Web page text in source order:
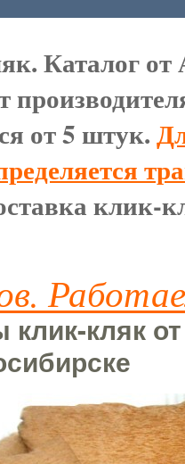
Каталог
от 5 штук.
клик-
клик-кляк